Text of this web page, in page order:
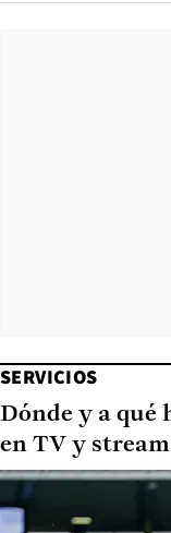
SERVICIOS
Dónde y a qué
en TV y